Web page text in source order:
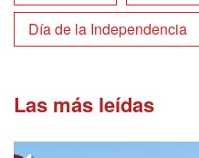
Día de la Independencia
Las más leídas